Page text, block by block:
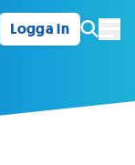
Logga in